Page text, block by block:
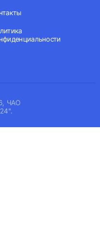
ЧАО